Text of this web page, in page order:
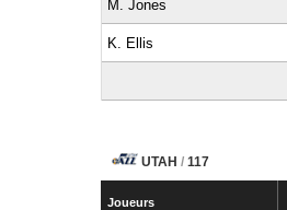
M. Jones
K. Ellis
UTAH / 117
Joueurs